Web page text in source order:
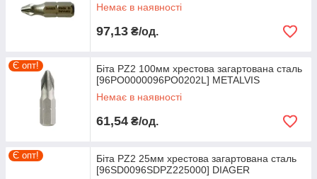
Немає в наявності
97,13 ₴/од.
Є опт!
Біта PZ2 100мм хрестова загартована сталь
[96PO0000096PO0202L] METALVIS
Немає в наявності
61,54 ₴/од.
Є опт!
Біта PZ2 25мм хрестова загартована сталь
[96SD0096SDPZ225000] DIAGER